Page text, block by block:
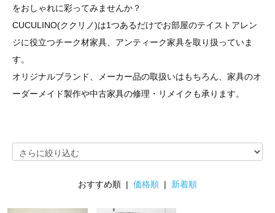
をおしゃれに彩ってみませんか？
CUCULINO(ククリノ)は1つあるだけでお部屋のテイストアレン
ジに役立つチーク材家具、アンティーク家具を取り扱っていま
す。
オリジナルブランド、メーカー品の取扱いはもちろん、家具のオ
ーダーメイド製作や中古家具の修理・リメイクも承ります。
おすすめ順 | 価格順 | 新着順